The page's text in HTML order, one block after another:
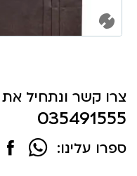
צרו קשר ונתחיל
035491555
ספרו עלינו: